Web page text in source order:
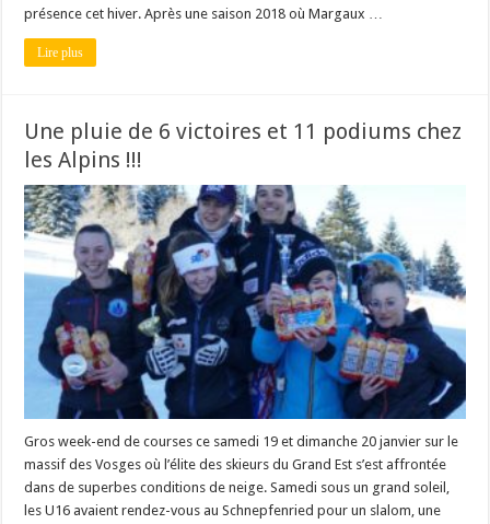
présence cet hiver. Après une saison 2018 où Margaux …
Lire plus
Une pluie de 6 victoires et 11 podiums chez
les Alpins !!!
Gros week-end de courses ce samedi 19 et dimanche 20 janvier sur le
massif des Vosges où l’élite des skieurs du Grand Est s’est affrontée
dans de superbes conditions de neige. Samedi sous un grand soleil,
les U16 avaient rendez-vous au Schnepfenried pour un slalom, une